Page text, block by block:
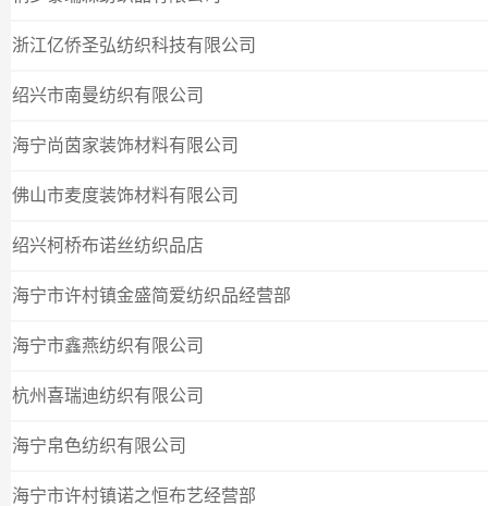
浙江亿侨圣弘纺织科技有限公司
绍兴市南曼纺织有限公司
海宁尚茵家装饰材料有限公司
佛山市麦度装饰材料有限公司
绍兴柯桥布诺丝纺织品店
海宁市许村镇金盛简爱纺织品经营部
海宁市鑫燕纺织有限公司
杭州喜瑞迪纺织有限公司
海宁帛色纺织有限公司
海宁市许村镇诺之恒布艺经营部